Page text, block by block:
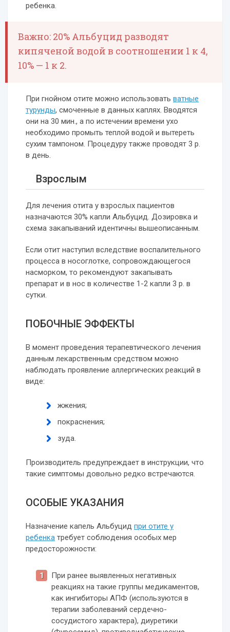
ребенка.
Важно: 20% Альбуцид разводят
кипяченой водой в соотношении 1 к 4,
10% — 1 к 2.
При гнойном отите можно использовать ватные
турунды, смоченные в данных каплях. Вводятся
они на 30 мин., а по истечении времени ухо
необходимо промыть теплой водой и вытереть
сухим тампоном. Процедуру также проводят 3 р.
в день.
Взрослым
Для лечения отита у взрослых пациентов
назначаются 30% капли Альбуцид. Дозировка и
схема закапываний идентичны вышеописанным.
Если отит наступил вследствие воспалительного
процесса в носоглотке, сопровождающегося
насморком, то рекомендуют закапывать
препарат и в нос в количестве 1-2 капли 3 р. в
сутки.
ПОБОЧНЫЕ ЭФФЕКТЫ
В момент проведения терапевтического лечения
данным лекарственным средством можно
наблюдать проявление аллергических реакций в
виде:
жжения;
покраснения;
зуда.
Производитель предупреждает в инструкции, что
такие симптомы довольно редко встречаются.
ОСОБЫЕ УКАЗАНИЯ
Назначение капель Альбуцид при отите у
ребенка требует соблюдения особых мер
предосторожности:
При ранее выявленных негативных
реакциях на такие группы медикаментов,
как ингибиторы АПФ (используются в
терапии заболеваний сердечно-
сосудистого характера), диуретики